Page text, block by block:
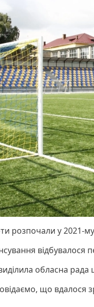
розпочали у 2021-
відбувалося
обласна
що вдалося